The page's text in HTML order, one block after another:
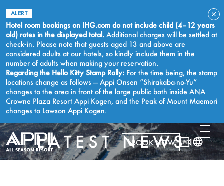
ALERT
Hotel room bookings on IHG.com do not include child (4–12 years
old) rates in the displayed total. Additional charges will be settled at
check‑in. Please note that guests aged 13 and above are
considered adults at our hotels, so kindly include them in the
number of adults when making your reservation.
Regarding the Hello Kitty Stamp Rally: For the time being, the stamp
locations change as follows — Appi Onsen “Shirakaba-no-Yu”
changes to the area in front of the large public bath inside ANA
Crowne Plaza Resort Appi Kogen, and the Peak of Mount Maemori
changes to Lawson Appi Kogen.
BOOK NOW
LATEST NEWS